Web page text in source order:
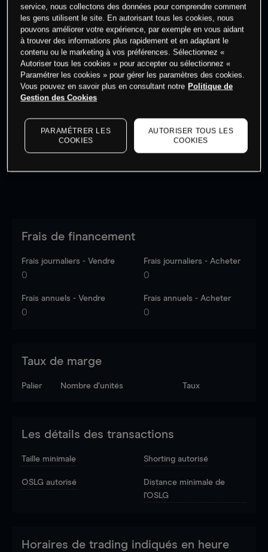
Commencez à trader
Les prix sont indicatifs.
dernières données du marché.Log into see latest
market data
Frais de financement
Frais journaliers - Vendre
0
Frais journaliers - Acheter
0
Frais annuels - Vendre
0
Frais annuels - Acheter
0
Taux de marge
Palier Nombre d’unités Taux
Les détails des transactions
Taille minimale Shorting autorisé
OSLG autorisé
Distance minimale de
l'OSLG
Horaires de trading indiqués en heure
service, nous collectons des données pour comprendre comment
les gens utilisent le site. En autorisant tous les cookies, nous
pouvons améliorer votre expérience, par exemple en vous aidant
à trouver des informations plus rapidement et en adaptant le
contenu ou le marketing à vos préférences. Sélectionnez «
Autoriser tous les cookies » pour accepter ou sélectionnez «
Paramétrer les cookies » pour gérer les paramètres des cookies.
Vous pouvez en savoir plus en consultant notre Politique de
Gestion des Cookies
PARAMÉTRER LES
COOKIES
AUTORISER TOUS LES
COOKIES